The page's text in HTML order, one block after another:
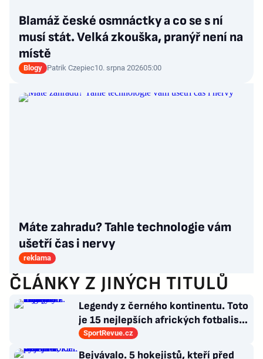
Blamáž české osmnáctky a co se s ní
musí stát. Velká zkouška, pranýř není na
místě
Blogy Patrik Czepiec10. srpna 202605:00
Máte zahradu? Tahle technologie vám
ušetří čas i nervy
reklama
ČLÁNKY Z JINÝCH TITULŮ
Legendy z černého kontinentu. Toto
je 15 nejlepších afrických fotbalistů
všech dob
SportRevue.cz
Bejvávalo. 5 hokejistů, kteří před